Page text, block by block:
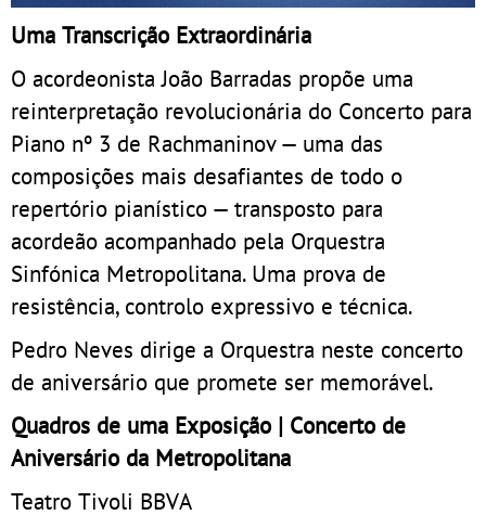
Uma Transcrição Extraordinária
O acordeonista João Barradas propõe uma
reinterpretação revolucionária do Concerto para
Piano nº 3 de Rachmaninov — uma das
composições mais desafiantes de todo o
repertório pianístico — transposto para
acordeão acompanhado pela Orquestra
Sinfónica Metropolitana. Uma prova de
resistência, controlo expressivo e técnica.
Pedro Neves dirige a Orquestra neste concerto
de aniversário que promete ser memorável.
Quadros de uma Exposição | Concerto de
Aniversário da Metropolitana
Teatro Tivoli BBVA